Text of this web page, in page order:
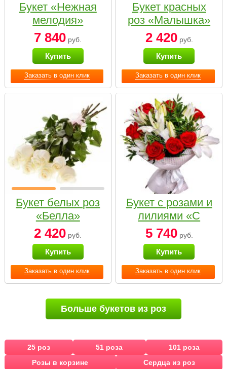
Заказать в один клик
Букет «Нежная
мелодия»
7 840 руб.
Купить
Заказать в один клик
Букет красных
роз «Малышка»
2 420руб.
Купить
Заказать в один клик
Букет белых роз
«Белла»
2 420 руб.
Купить
Заказать в один клик
Букет с розами и
лилиями «С
наилучшими
пожеланиями»
5 740руб.
Купить
Больше букетов из роз
25 роз 51 роза
101 роза
Розы в корзине
Сердца из роз